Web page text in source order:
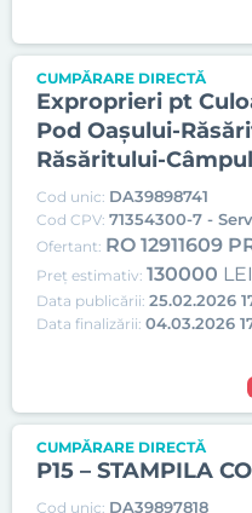
CUMPĂRARE DIRECTĂ
Exproprieri pt
Pod Oașului-
Răsăritului-
Cod unic: DA39898741
Cod CPV: 71354300-7 -
Ofertant: RO 12911609
Preț estimativ: 130000
Data publicării: 25.02.2026
Data finalizării: 04.03.2026
CUMPĂRARE DIRECTĂ
P15 – STAMPILA
Cod unic: DA39897818